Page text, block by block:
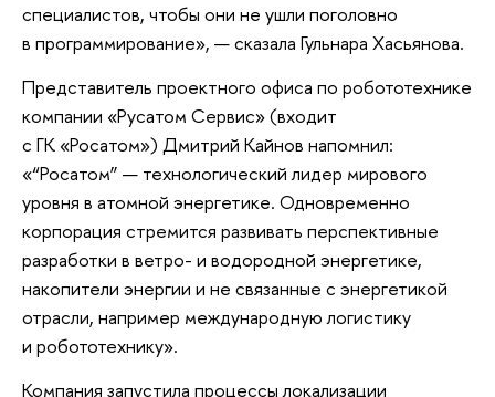
специалистов, чтобы они не ушли поголовно
в программирование», — сказала Гульнара Хасьянова.
Представитель проектного офиса по робототехнике
компании «Русатом Сервис» (входит
с ГК «Росатом») Дмитрий Кайнов напомнил:
«“Росатом” — технологический лидер мирового
уровня в атомной энергетике. Одновременно
корпорация стремится развивать перспективные
разработки в ветро- и водородной энергетике,
накопители энергии и не связанные с энергетикой
отрасли, например международную логистику
и робототехнику».
Компания запустила процессы локализации